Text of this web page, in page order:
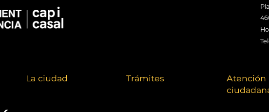
La ciudad Trámites
Atención